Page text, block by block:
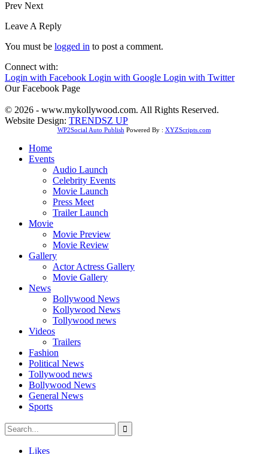
Prev Next
Leave A Reply
You must be logged in to post a comment.
Connect with:
Login with Facebook Login with Google Login with Twitter
Our Facebook Page
© 2026 - www.mykollywood.com. All Rights Reserved.
Website Design: TRENDSZ UP
WP2Social Auto Publish Powered By : XYZScripts.com
Home
Events
Audio Launch
Celebrity Events
Movie Launch
Press Meet
Trailer Launch
Movie
Movie Preview
Movie Review
Gallery
Actor Actress Gallery
Movie Gallery
News
Bollywood News
Kollywood News
Tollywood news
Videos
Trailers
Fashion
Political News
Tollywood news
Bollywood News
General News
Sports
Likes